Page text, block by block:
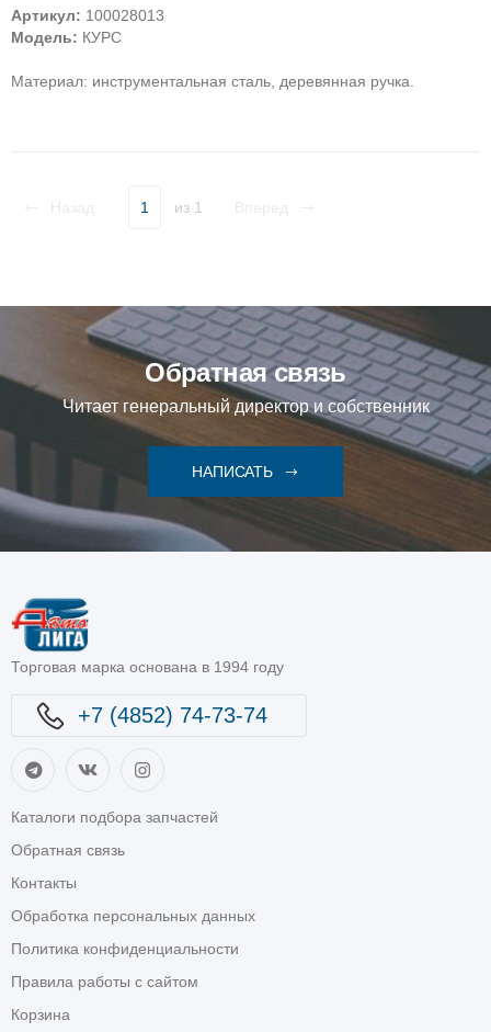
Артикул: 100028013
Модель: КУРС
Материал: инструментальная сталь, деревянная ручка.
1 из 1
Обратная связь
Читает генеральный директор и собственник
НАПИСАТЬ
Торговая марка основана в 1994 году
+7 (4852) 74-73-74
Каталоги подбора запчастей
Обратная связь
Контакты
Обработка персональных данных
Политика конфиденциальности
Правила работы с сайтом
Корзина